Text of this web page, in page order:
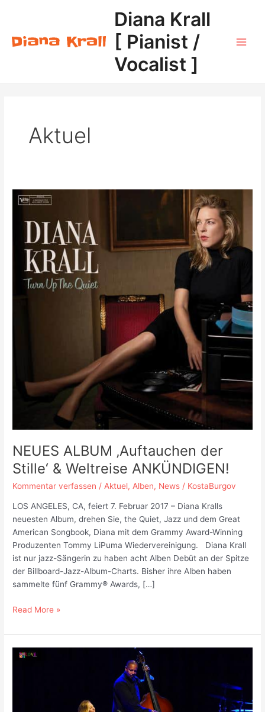
Diana Krall
[ Pianist /
Vocalist ]
Aktuel
NEUES ALBUM ‚Auftauchen der
Stille‘ & Weltreise ANKÜNDIGEN!
Kommentar verfassen / Aktuel, Alben, News / KostaBurgov
LOS ANGELES, CA, feiert 7. Februar 2017 – Diana Kralls
neuesten Album, drehen Sie, the Quiet, Jazz und dem Great
American Songbook, Diana mit dem Grammy Award-Winning
Produzenten Tommy LiPuma Wiedervereinigung. Diana Krall
ist nur jazz-Sängerin zu haben acht Alben Debüt an der Spitze
der Billboard-Jazz-Album-Charts. Bisher ihre Alben haben
sammelte fünf Grammy® Awards, […]
NEUES
‚Auftauchen
der
Stille‘
Read More »